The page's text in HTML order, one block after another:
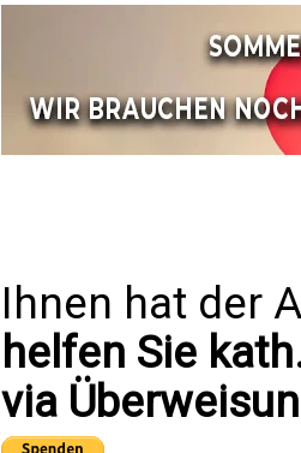
Ihnen hat der
helfen Sie
via